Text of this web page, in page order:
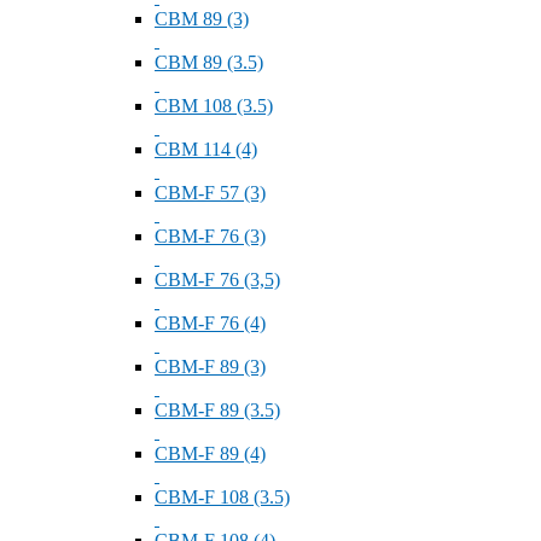
СВМ 89 (3)
СВМ 89 (3.5)
СВМ 108 (3.5)
СВМ 114 (4)
СВМ-F 57 (3)
СВМ-F 76 (3)
СВМ-F 76 (3,5)
СВМ-F 76 (4)
СВМ-F 89 (3)
СВМ-F 89 (3.5)
СВМ-F 89 (4)
СВМ-F 108 (3.5)